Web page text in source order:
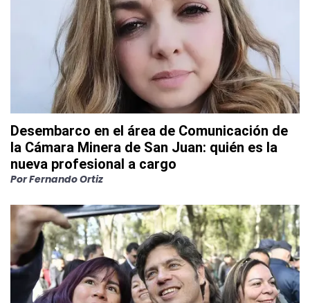
Desembarco en el área de Comunicación de
la Cámara Minera de San Juan: quién es la
nueva profesional a cargo
PorFernando Ortiz